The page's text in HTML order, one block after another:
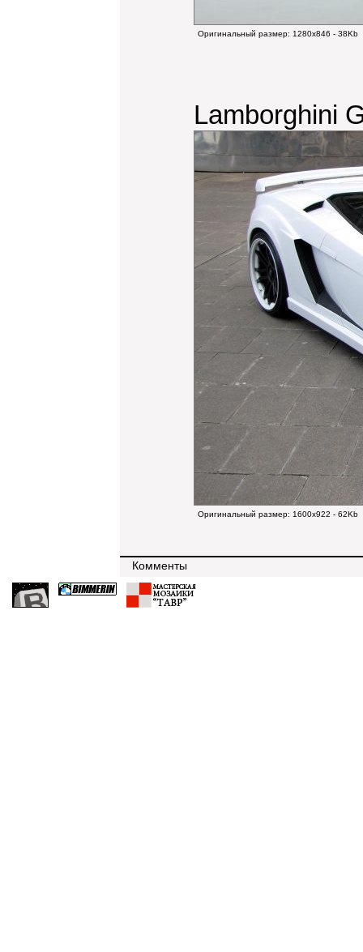
Оригинальный размер: 1280x846 - 38Kb
Lamborghini
Оригинальный размер: 1600x922 - 62Kb
Комменты